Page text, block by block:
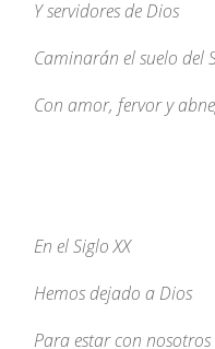
Y servidores de Dios
Caminarán el suelo del
Con amor, fervor y
En el Siglo XX
Hemos dejado a Dios
Para estar con nosotros